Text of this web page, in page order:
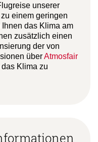
unserer
einem geringen
das Klima am
zusätzlich einen
der von
überAtmosfair
Klima zu